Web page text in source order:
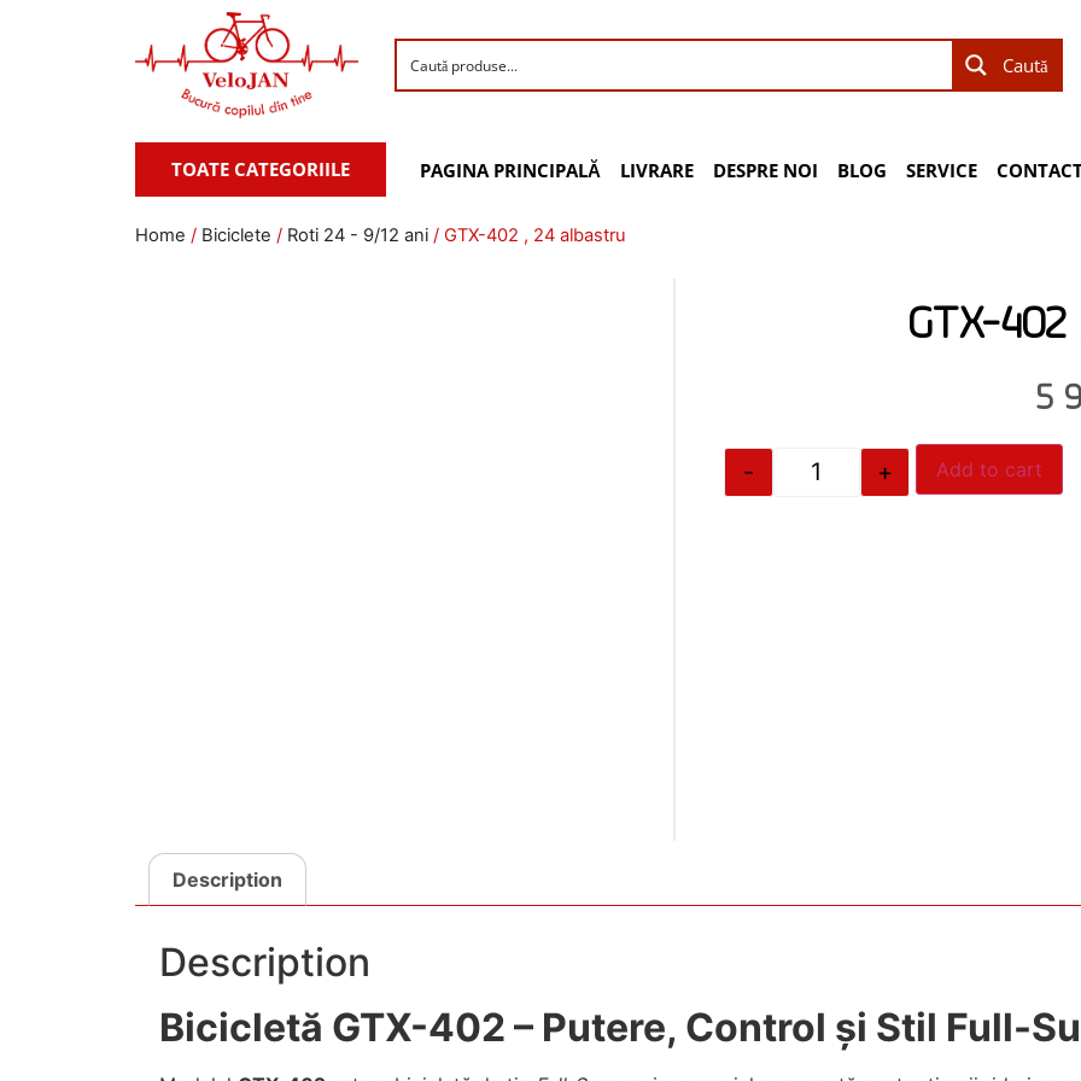
Caută
TOATE CATEGORIILE PAGINA PRINCIPALĂ LIVRARE DESPRE NOI BLOG SERVICE
Home / Biciclete / Roti 24 - 9/12 ani / GTX-402 , 24 albastru
GTX-
5
- + Add to cart
Description
Description
Bicicletă GTX-402 – Putere, Control și Stil Full-